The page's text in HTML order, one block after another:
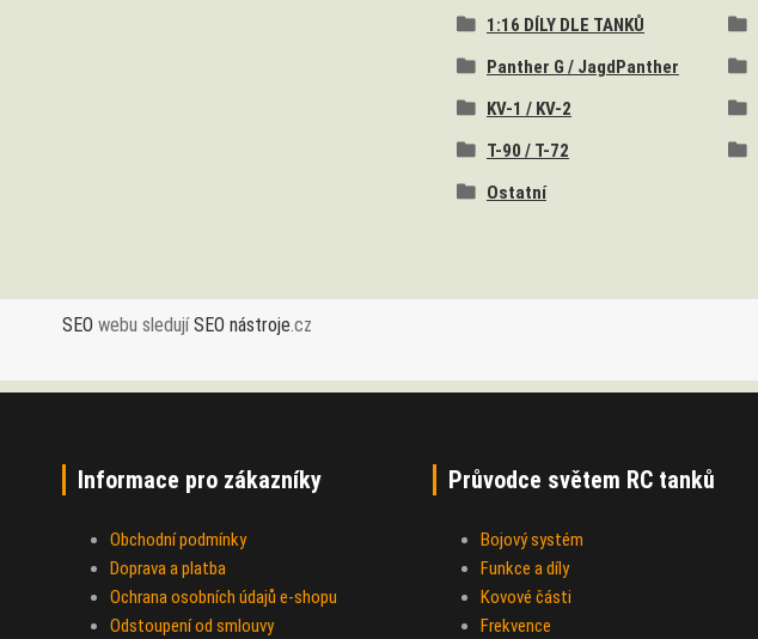
1:16 DÍLY DLE TANKŮ
Panther G / JagdPanther
KV-1 / KV-2
T-90 / T-72
Ostatní
SEO webu sledujíSEO nástroje.cz
Informace pro zákazníky
Obchodní podmínky
Doprava a platba
Ochrana osobních údajů e-shopu
Odstoupení od smlouvy
Průvodce světem RC tanků
Bojový systém
Funkce a díly
Kovové části
Frekvence